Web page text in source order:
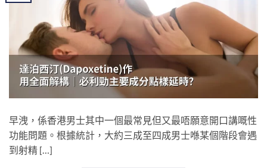
早洩，係香港男士其中一個最常見但又最唔願意開口講嘅性
功能問題。根據統計，大約三成至四成男士喺某個階段會遇
到射精 […]